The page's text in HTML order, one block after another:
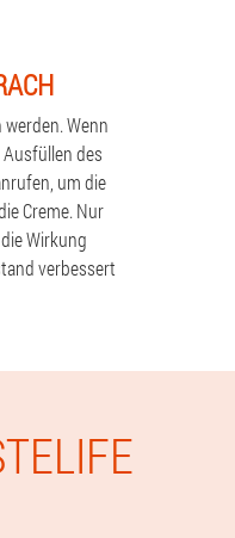
Wenn
des
um die
Creme. Nur
Wirkung
verbessert